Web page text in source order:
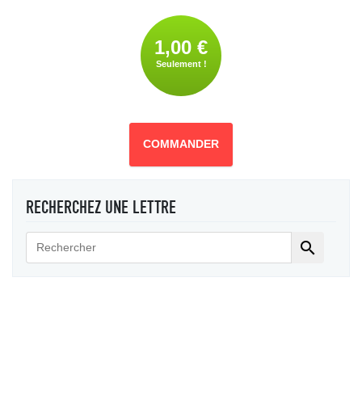
1,00 €
Seulement !
COMMANDER
RECHERCHEZ UNE LETTRE
